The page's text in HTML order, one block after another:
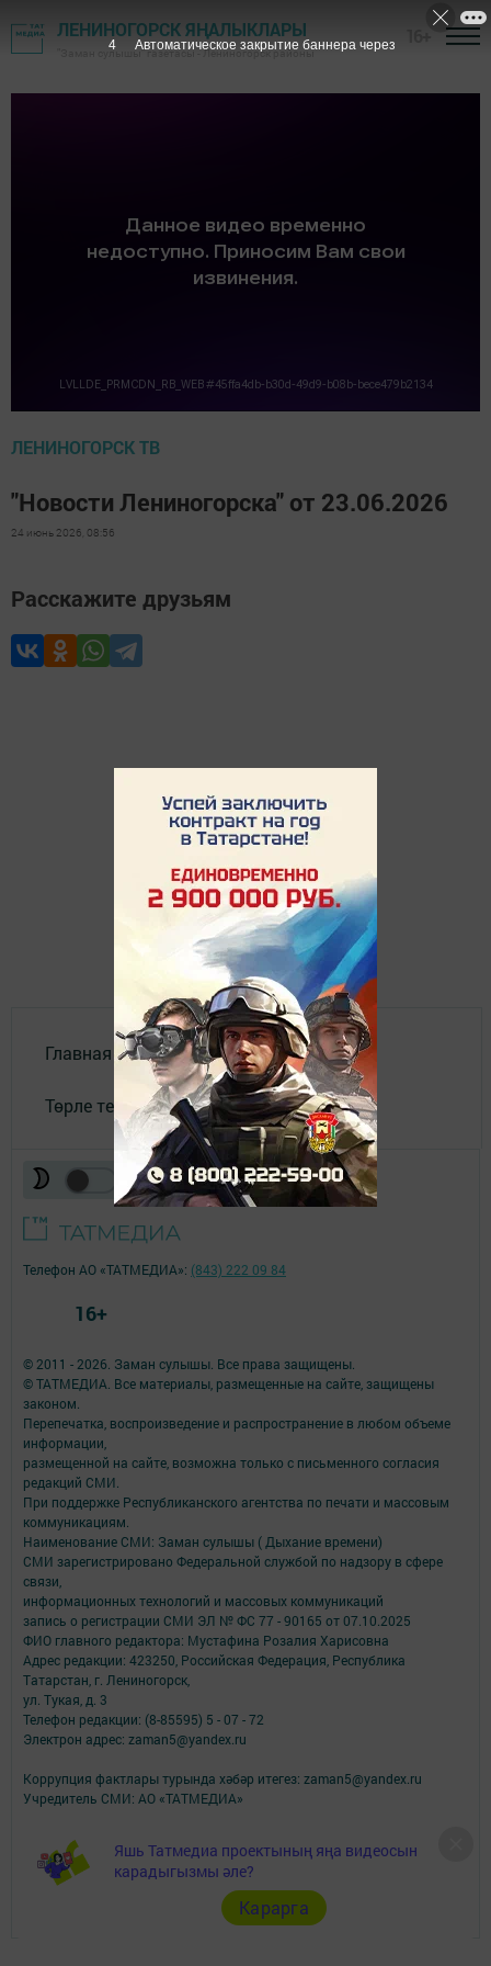
ЛЕНИНОГОРСК ЯҢАЛЫКЛАРЫ
"Заман сулышы" газетасы - Лениногорск районы
ЛЕНИНОГОРСК ТВ
"Новости Лениногорска" от 23.06.2026
24 июнь 2026, 08:56
Расскажите друзьям
Главная
Төрле темалар
Яшь Татмедиа проектының яңа видеосын
карадыгызмы әле?
Карарга
© 2011 - 2026. Заман сулышы. Все права защищены.
© ТАТМЕДИА. Все материалы, размещенные на сайте, защищены
законом.
Перепечатка, воспроизведение и распространение в любом объеме
информации,
размещенной на сайте, возможна только с письменного согласия
редакций СМИ.
При поддержке Республиканского агентства по печати и массовым
коммуникациям.
Наименование СМИ: Заман сулышы ( Дыхание времени)
СМИ зарегистрировано Федеральной службой по надзору в сфере
связи,
информационных технологий и массовых коммуникаций
запись о регистрации СМИ ЭЛ № ФС 77 - 90165 от 07.10.2025
ФИО главного редактора: Мустафина Розалия Харисовна
Адрес редакции: 423250, Российская Федерация, Республика
Татарстан, г. Лениногорск,
ул. Тукая, д. 3
Телефон редакции: (8-85595) 5 - 07 - 72
Электрон адрес: zaman5@yandex.ru
Коррупция фактлары турында хәбәр итегез: zaman5@yandex.ru
Учредитель СМИ: АО «ТАТМЕДИА»
Антикоррупционная политика
АО «ТАТМЕДИА» использует «cookie»для персонализации сервисов и
удобства пользователей сайтом.
Использование «cookie» можно отменить в настройках браузера.
Политика конфиденциальности
Телефон АО «ТАТМЕДИА»: (843) 222 09 84
16+
4 Автоматическое закрытие баннера через